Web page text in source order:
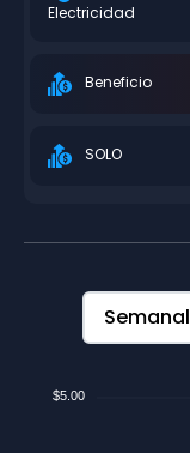
Electricidad
Beneficio
SOLO
Semanal
$5.00